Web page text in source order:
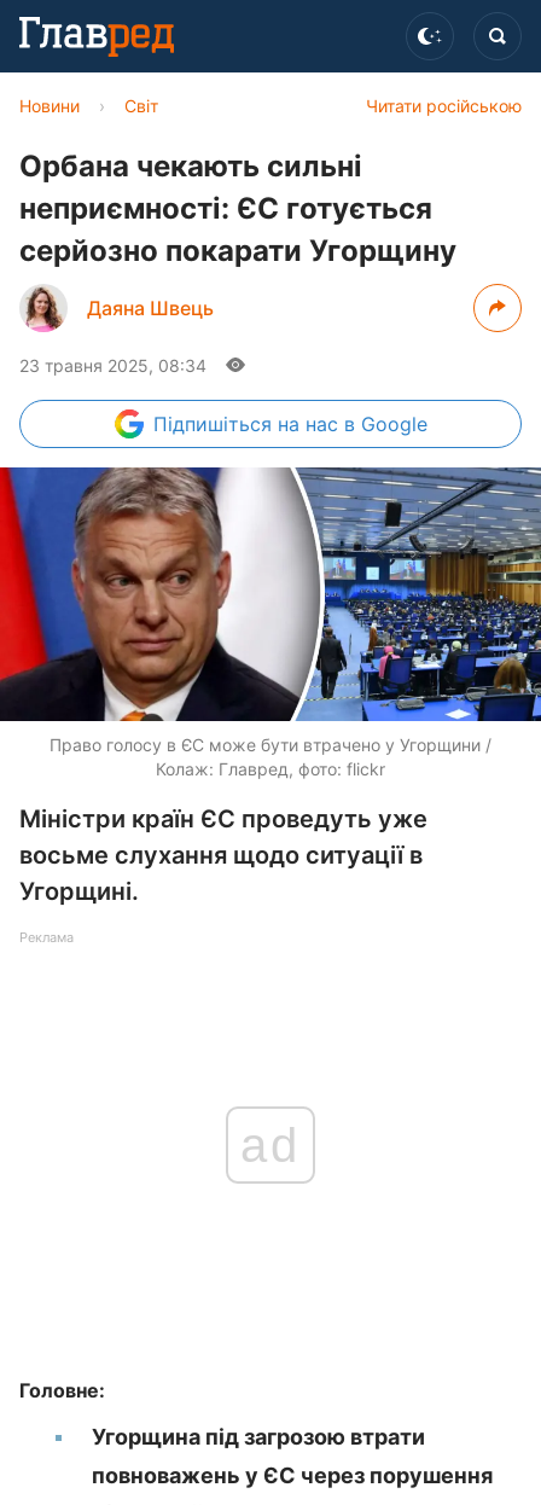
Читати російською
Новини › Світ
Орбана чекають сильні
неприємності: ЄС готується
серйозно покарати Угорщину
Даяна Швець
23 травня 2025, 08:34
Підпишіться на нас в Google
Право голосу в ЄС може бути втрачено у Угорщини /
Колаж: Главред, фото: flickr
Міністри країн ЄС проведуть уже
восьме слухання щодо ситуації в
Угорщині.
Реклама
ad
Головне:
Угорщина під загрозою втрати
повноважень у ЄС через порушення